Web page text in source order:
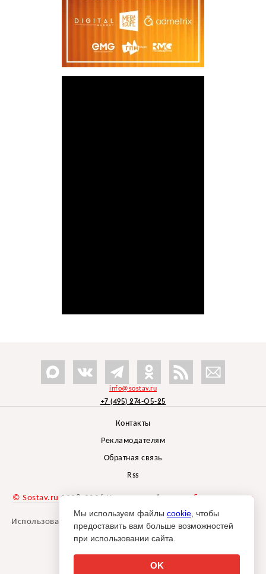
info@sostav.ru
+7 (495) 274-05-25
Контакты
Рекламодателям
Обратная связь
Rss
© Sostav.ru 1998-2026 Независимый проектбрендингового
агентства Depot
Использование материалов Sostav.ru допустимо только при
указании источника.
Мы используем файлы cookie , чтобы
предоставить вам больше возможностей
при использовании сайта.
OK